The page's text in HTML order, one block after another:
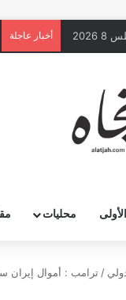
أخبار عاجلة
الأولى محليات
/ ترامب : أموال إيران